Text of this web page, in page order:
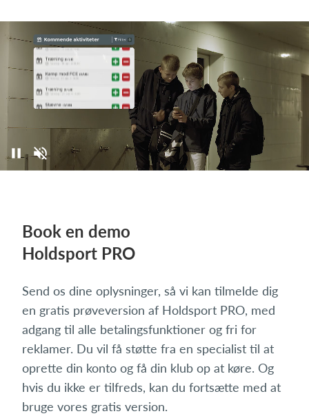
Book en demo
Holdsport PRO
Send os dine oplysninger, så vi kan tilmelde dig
en gratis prøveversion af Holdsport PRO, med
adgang til alle betalingsfunktioner og fri for
reklamer. Du vil få støtte fra en specialist til at
oprette din konto og få din klub op at køre. Og
hvis du ikke er tilfreds, kan du fortsætte med at
bruge vores gratis version.